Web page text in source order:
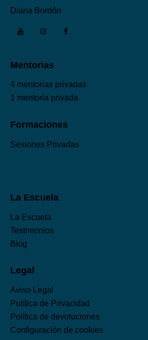
Diana Bordón
Mentorias
4 mentorias privadas
1 mentoria privada
Formaciones
Sesiones Privadas
La Escuela
La Escuela
Testimonios
Blog
Legal
Aviso Legal
Política de Privacidad
Política de devoluciones
Configuración de cookies